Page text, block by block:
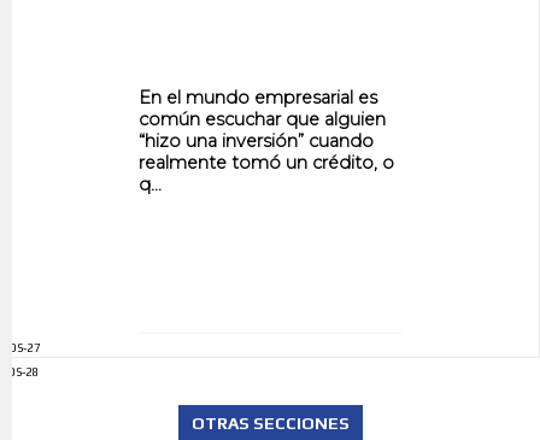
En el mundo empresarial es
común escuchar que alguien
“hizo una inversión” cuando
realmente tomó un crédito, o
q...
ADS-27
ADS-28
OTRAS SECCIONES